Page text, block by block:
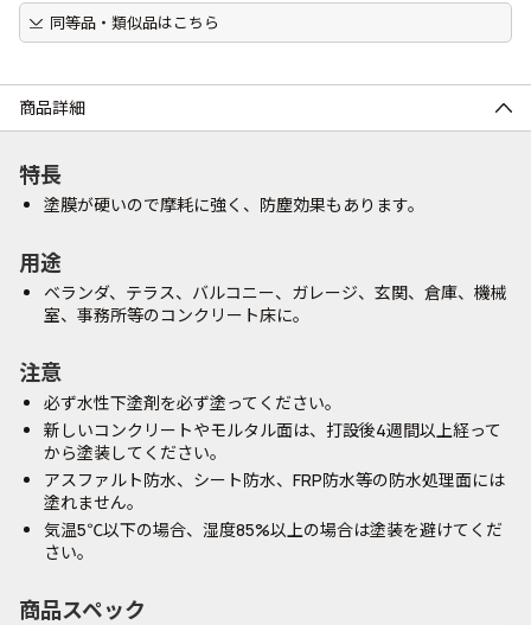
同等品・類似品はこちら
商品詳細
特長
塗膜が硬いので摩耗に強く、防塵効果もあります。
用途
ベランダ、テラス、バルコニー、ガレージ、玄関、倉庫、機械
室、事務所等のコンクリート床に。
注意
必ず水性下塗剤を必ず塗ってください。
新しいコンクリートやモルタル面は、打設後4週間以上経って
から塗装してください。
アスファルト防水、シート防水、FRP防水等の防水処理面には
塗れません。
気温5℃以下の場合、湿度85%以上の場合は塗装を避けてくだ
さい。
商品スペック